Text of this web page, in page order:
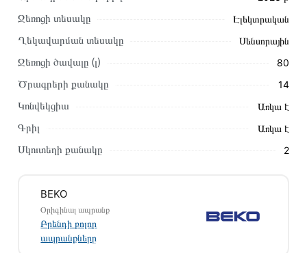
Այս ապրանքը գնելու համար սեղմեք
զամբյուղին»
կամ սեղմեք
Կարող եք նաև պատվիրել՝ զանգահարելով կայքում նշված
կոնտակտային համարներին։
Կայքում տվյալ ապրանքի՝ Ներկառուցվող Վառարան BEKO
BVM34400BS առաքման և վճարման պայմանները վավեր
պայմանները։ Նախքան առցանց պատվեր տեղադրելը,
խորհուրդ ենք տալիս կարդալ նկարագրությունը,
բնութագրերը և կարծիքները:
Ջեռոցի տեսակը Էլեկտրական
Ղեկավարման տեսակը Սենսորային
Ջեռոցի ծավալը (լ) 80
Ծրագրերի քանակը 14
Կոնվեկցիա Առկա է
Գրիլ Առկա է
Սկուտեղի քանակը 2
BEKO
Օրիգինալ ապրանք
Բրենդի բոլոր
ապրանքները